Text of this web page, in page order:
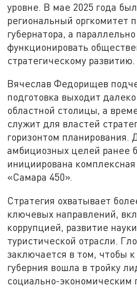
уровне. В мае 2025 года
региональный оргкомитет
губернатора, а
функционировать
стратегическому развитию.
Вячеслав Федорищев
подготовка выходит
областной столицы, а
служит для властей
горизонтом планирования.
амбициозных целей ранее
инициирована
«Самара 450».
Стратегия охватывает
ключевых направлений,
коррупцией, развитие
туристической отрасли.
заключается в том, чтобы
губерния вошла в тройку
социально-экономическим